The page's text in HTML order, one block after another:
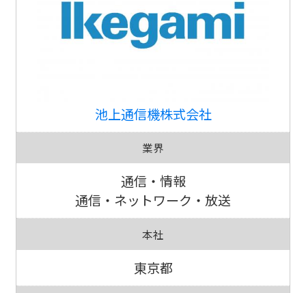
池上通信機株式会社
業界
通信・情報
通信・ネットワーク・放送
本社
東京都